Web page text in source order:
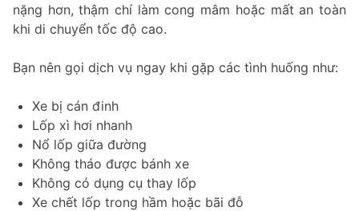
nặng hơn, thậm chí làm cong mâm hoặc mất an toàn
khi di chuyển tốc độ cao.
Bạn nên gọi dịch vụ ngay khi gặp các tình huống như:
Xe bị cán đinh
Lốp xì hơi nhanh
Nổ lốp giữa đường
Không tháo được bánh xe
Không có dụng cụ thay lốp
Xe chết lốp trong hầm hoặc bãi đỗ